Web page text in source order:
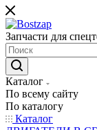
Запчасти для
Каталог
По всему сайту
По каталогу
Каталог